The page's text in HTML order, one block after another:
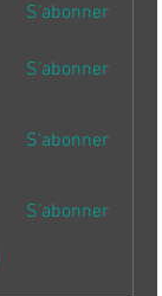
S'abonner
S'abonner
S'abonner
S'abonner